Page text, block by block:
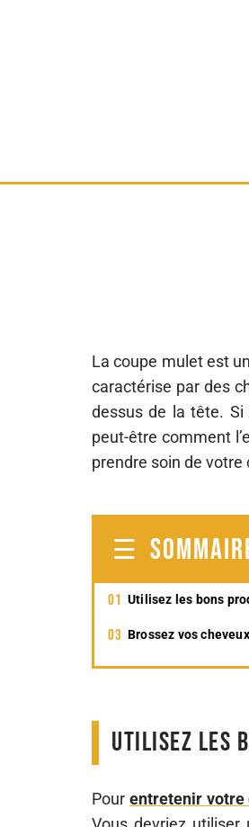
La coupe mulet est
caractérise par des
dessus de la tête.
peut-être comment
prendre soin de votre
Utilisez les bons
Brossez vos
Utilisez les
Pour entretenir votre